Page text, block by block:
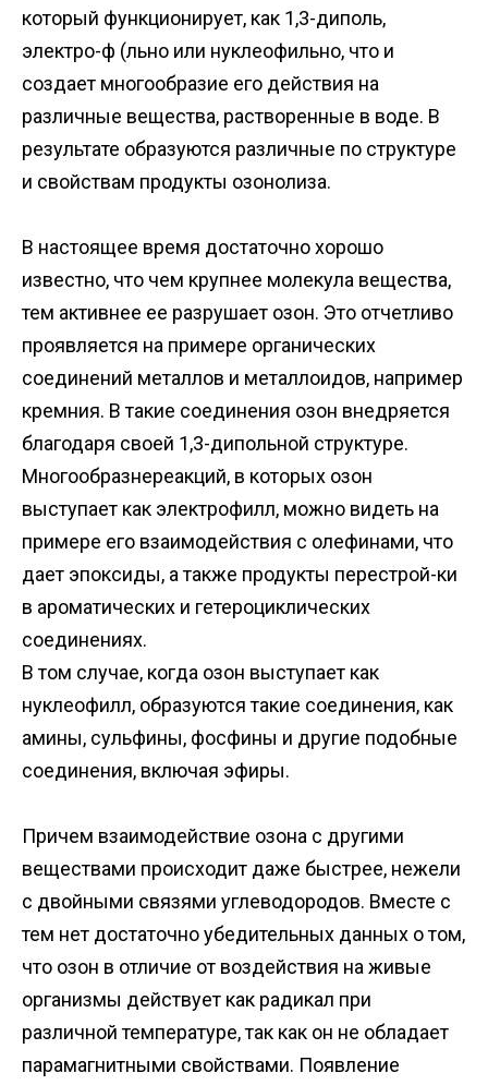
который функционирует, как 1,3-диполь,
электро-ф (льно или нуклеофильно, что и
создает многообразие его действия на
различные вещества, растворенные в воде. В
результате образуются различные по структуре
и свойствам продукты озонолиза.
В настоящее время достаточно хорошо
известно, что чем крупнее молекула вещества,
тем активнее ее разрушает озон. Это отчетливо
проявляется на примере органических
соединений металлов и металлоидов, например
кремния. В такие соединения озон внедряется
благодаря своей 1,3-дипольной структуре.
Многообразнереакций, в которых озон
выступает как электрофилл, можно видеть на
примере его взаимодействия с олефинами, что
дает эпоксиды, а также продукты перестрой-ки
в ароматических и гетероциклических
соединениях.
В том случае, когда озон выступает как
нуклеофилл, образуются такие соединения, как
амины, сульфины, фосфины и другие подобные
соединения, включая эфиры.
Причем взаимодействие озона с другими
веществами происходит даже быстрее, нежели
с двойными связями углеводородов. Вместе с
тем нет достаточно убедительных данных о том,
что озон в отличие от воздействия на живые
организмы действует как радикал при
различной температуре, так как он не обладает
парамагнитными свойствами. Появление